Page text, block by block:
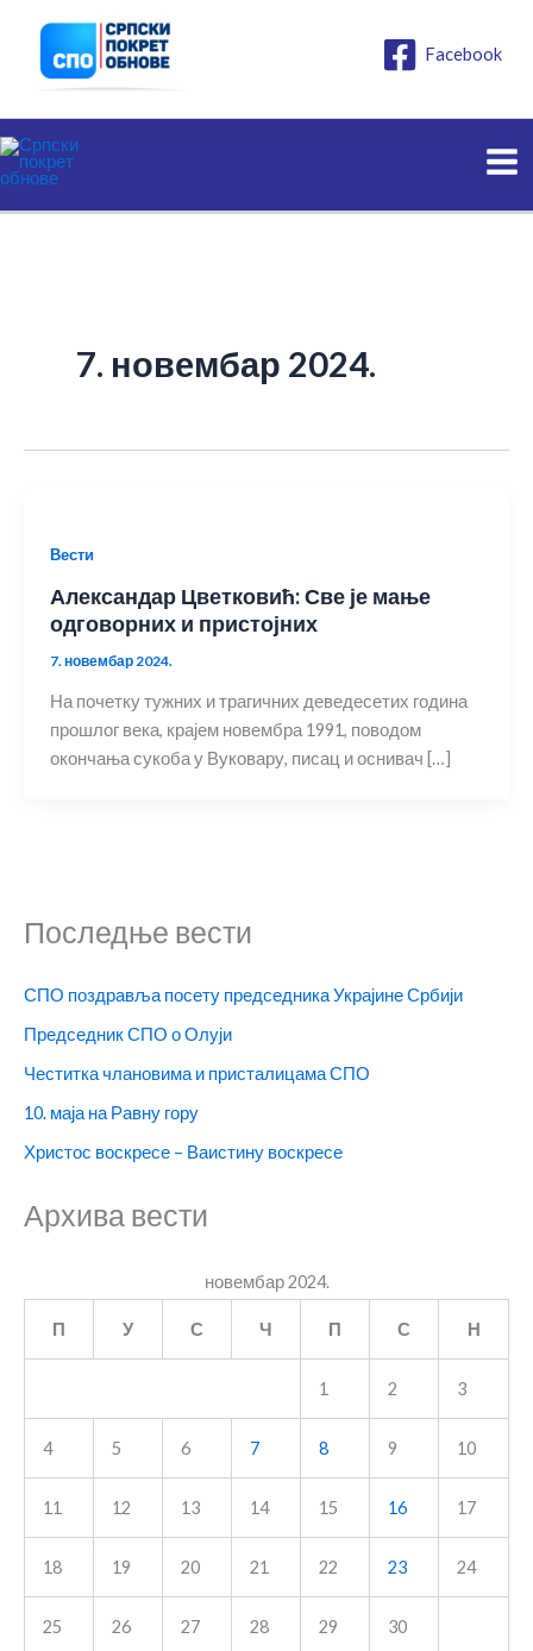
садржај
Facebook
7. новембар 2024.
Вести
Александар Цветковић: Све је мање
одговорних и пристојних
7. новембар 2024.
На почетку тужних и трагичних деведесетих година
прошлог века, крајем новембра 1991, поводом
окончања сукоба у Вуковару, писац и оснивач […]
Последње вести
СПО поздравља посету председника Украјине Србији
Председник СПО о Олуји
Честитка члановима и присталицама СПО
10. маја на Равну гору
Христос воскресе – Ваистину воскресе
Архива вести
новембар 2024.
П У С Ч П С Н
1 2 3
4 5 6 7 8 9 10
11 12 13 14 15 16 17
18 19 20 21 22 23 24
25 26 27 28 29 30